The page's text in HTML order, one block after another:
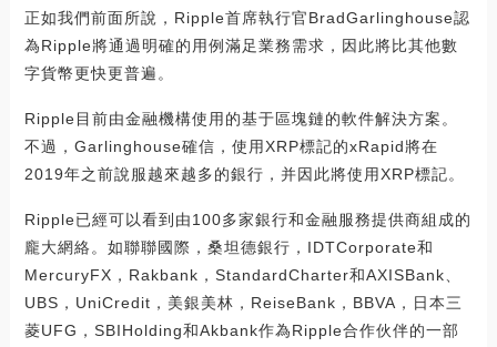
正如我們前面所說，Ripple首席執行官BradGarlinghouse認
為Ripple將通過明確的用例滿足業務需求，因此將比其他數
字貨幣更快更普遍。
Ripple目前由金融機構使用的基于區塊鏈的軟件解決方案。
不過，Garlinghouse確信，使用XRP標記的xRapid將在
2019年之前說服越來越多的銀行，并因此將使用XRP標記。
Ripple已經可以看到由100多家銀行和金融服務提供商組成的
龐大網絡。如聯聯國際，桑坦德銀行，IDTCorporate和
MercuryFX，Rakbank，StandardCharter和AXISBank、
UBS，UniCredit，美銀美林，ReiseBank，BBVA，日本三
菱UFG，SBIHolding和Akbank作為Ripple合作伙伴的一部